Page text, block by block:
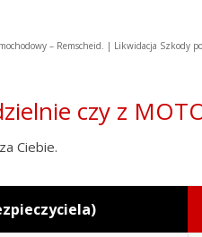
– Remscheid. | Likwidacja
czy z
Ciebie.